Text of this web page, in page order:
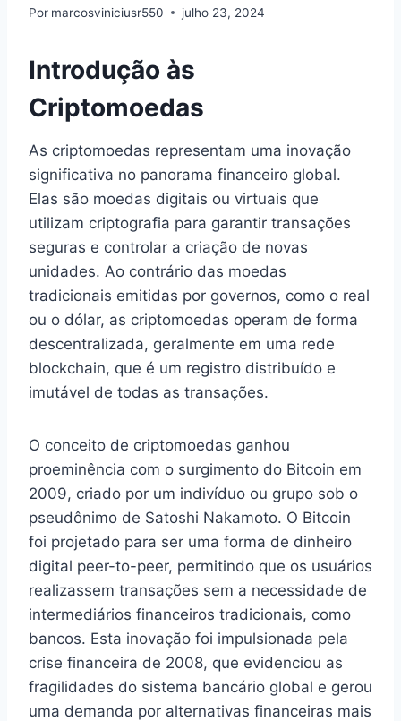
Por marcosviniciusr550 julho 23, 2024
Introdução às
Criptomoedas
As criptomoedas representam uma inovação
significativa no panorama financeiro global.
Elas são moedas digitais ou virtuais que
utilizam criptografia para garantir transações
seguras e controlar a criação de novas
unidades. Ao contrário das moedas
tradicionais emitidas por governos, como o real
ou o dólar, as criptomoedas operam de forma
descentralizada, geralmente em uma rede
blockchain, que é um registro distribuído e
imutável de todas as transações.
O conceito de criptomoedas ganhou
proeminência com o surgimento do Bitcoin em
2009, criado por um indivíduo ou grupo sob o
pseudônimo de Satoshi Nakamoto. O Bitcoin
foi projetado para ser uma forma de dinheiro
digital peer-to-peer, permitindo que os usuários
realizassem transações sem a necessidade de
intermediários financeiros tradicionais, como
bancos. Esta inovação foi impulsionada pela
crise financeira de 2008, que evidenciou as
fragilidades do sistema bancário global e gerou
uma demanda por alternativas financeiras mais